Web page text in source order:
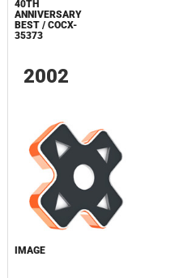
40TH
ANNIVERSARY
BEST / COCX-
35373
2002
IMAGE